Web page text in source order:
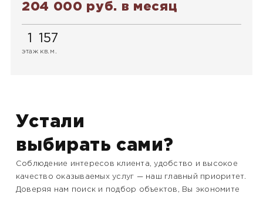
204 000 руб. в месяц
этаж
157
кв.м.
Устали
выбирать сами?
Соблюдение интересов клиента, удобство и высокое
качество оказываемых услуг — наш главный приоритет.
Доверяя нам поиск и подбор объектов, Вы экономите